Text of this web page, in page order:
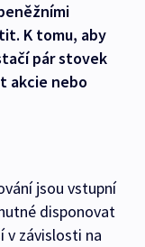
K tomu, aby
pár stovek
akcie nebo
jsou vstupní
disponovat
v závislosti na